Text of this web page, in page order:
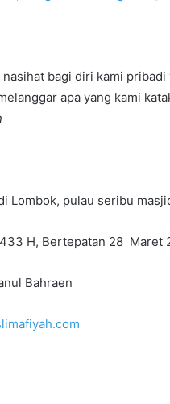
bagi diri kami pribadi
apa yang kami
Lombok, pulau seribu
H, Bertepatan 28 Maret
Bahraen